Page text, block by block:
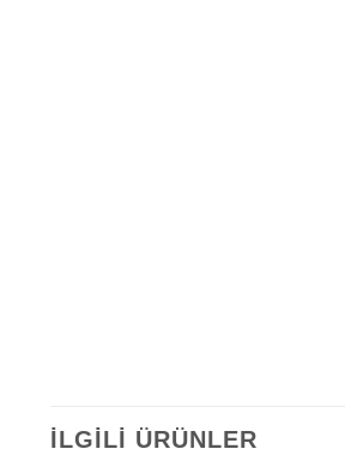
İLGILI ÜRÜNLER